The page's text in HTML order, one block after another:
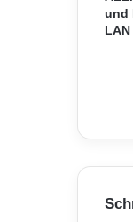
g
e
und